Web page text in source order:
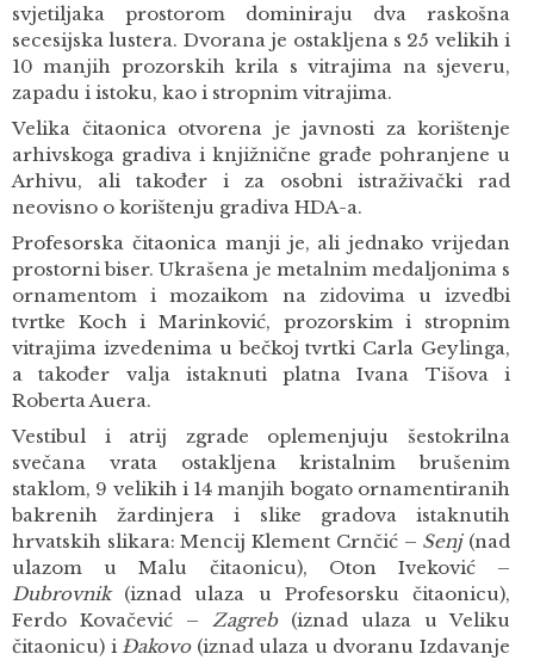
svjetiljaka prostorom dominiraju dva raskošna
secesijska lustera. Dvorana je ostakljena s 25 velikih i
10 manjih prozorskih krila s vitrajima na sjeveru,
zapadu i istoku, kao i stropnim vitrajima.
Velika čitaonica otvorena je javnosti za korištenje
arhivskoga gradiva i knjižnične građe pohranjene u
Arhivu, ali također i za osobni istraživački rad
neovisno o korištenju gradiva HDA-a.
Profesorska čitaonica manji je, ali jednako vrijedan
prostorni biser. Ukrašena je metalnim medaljonima s
ornamentom i mozaikom na zidovima u izvedbi
tvrtke Koch i Marinković, prozorskim i stropnim
vitrajima izvedenima u bečkoj tvrtki Carla Geylinga,
a također valja istaknuti platna Ivana Tišova i
Roberta Auera.
Vestibul i atrij zgrade oplemenjuju šestokrilna
svečana vrata ostakljena kristalnim brušenim
staklom, 9 velikih i 14 manjih bogato ornamentiranih
bakrenih žardinjera i slike gradova istaknutih
hrvatskih slikara: Mencij Klement Crnčić – Senj (nad
ulazom u Malu čitaonicu), Oton Iveković –
Dubrovnik (iznad ulaza u Profesorsku čitaonicu),
Ferdo Kovačević – Zagreb (iznad ulaza u Veliku
čitaonicu) iĐakovo (iznad ulaza u dvoranu Izdavanje